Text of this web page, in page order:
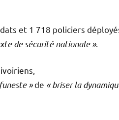
et 1 718 policiers
de sécurité nationale ».
»de « briser la